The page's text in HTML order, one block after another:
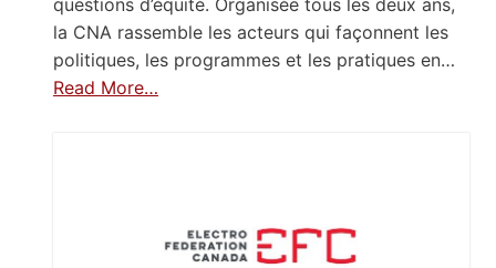
la CNA rassemble les acteurs qui façonnent les
politiques, les programmes et les pratiques en…
Read More…